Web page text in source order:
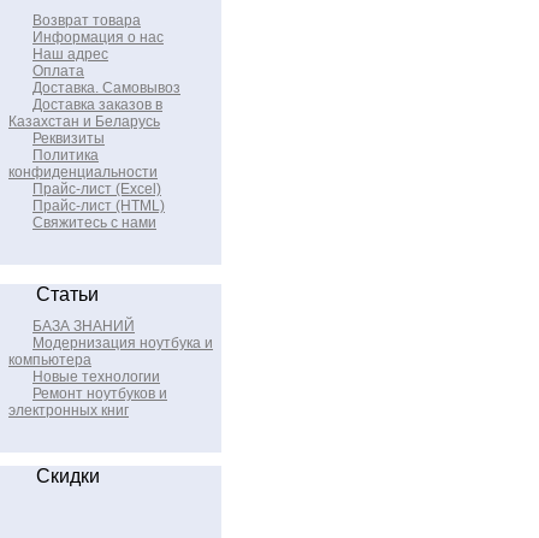
Возврат товара
Информация о нас
Наш адрес
Оплата
Доставка. Самовывоз
Доставка заказов в
Казахстан и Беларусь
Реквизиты
Политика
конфиденциальности
Прайс-лист (Excel)
Прайс-лист (HTML)
Свяжитесь с нами
Статьи
БАЗА ЗНАНИЙ
Модернизация ноутбука и
компьютера
Новые технологии
Ремонт ноутбуков и
электронных книг
Скидки